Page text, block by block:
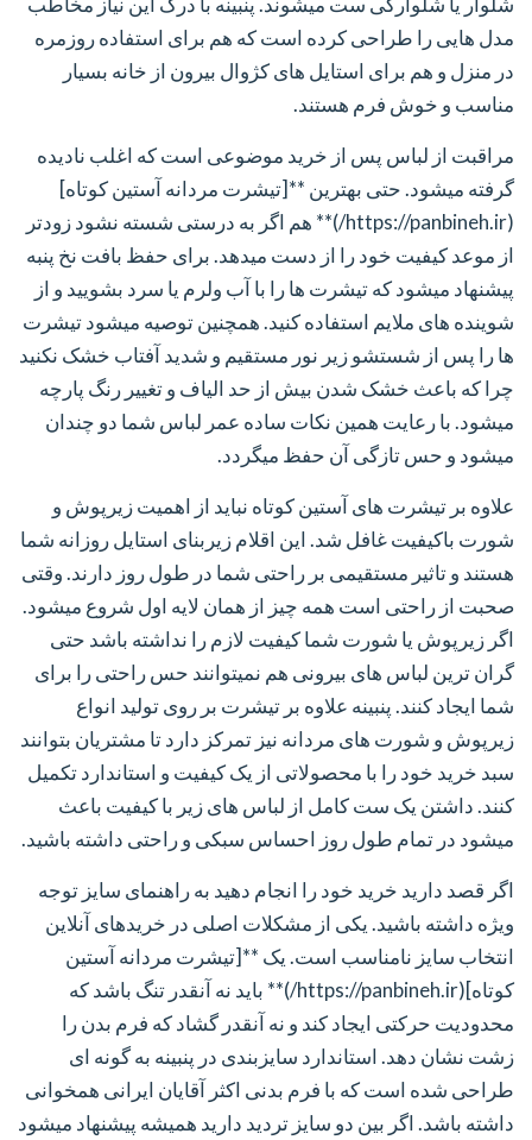
مدل هایی را طراحی کرده است که هم برای استفاده روزمره
در منزل و هم برای استایل های کژوال بیرون از خانه بسیار
مناسب و خوش فرم هستند.
مراقبت از لباس پس از خرید موضوعی است که اغلب نادیده
گرفته میشود. حتی بهترین **[تیشرت مردانه آستین کوتاه]
(https://panbineh.ir/)** هم اگر به درستی شسته نشود زودتر
از موعد کیفیت خود را از دست میدهد. برای حفظ بافت نخ پنبه
پیشنهاد میشود که تیشرت ها را با آب ولرم یا سرد بشویید و از
شوینده های ملایم استفاده کنید. همچنین توصیه میشود تیشرت
ها را پس از شستشو زیر نور مستقیم و شدید آفتاب خشک نکنید
چرا که باعث خشک شدن بیش از حد الیاف و تغییر رنگ پارچه
میشود. با رعایت همین نکات ساده عمر لباس شما دو چندان
میشود و حس تازگی آن حفظ میگردد.
علاوه بر تیشرت های آستین کوتاه نباید از اهمیت زیرپوش و
شورت باکیفیت غافل شد. این اقلام زیربنای استایل روزانه شما
هستند و تاثیر مستقیمی بر راحتی شما در طول روز دارند. وقتی
صحبت از راحتی است همه چیز از همان لایه اول شروع میشود.
اگر زیرپوش یا شورت شما کیفیت لازم را نداشته باشد حتی
گران ترین لباس های بیرونی هم نمیتوانند حس راحتی را برای
شما ایجاد کنند. پنبینه علاوه بر تیشرت بر روی تولید انواع
زیرپوش و شورت های مردانه نیز تمرکز دارد تا مشتریان بتوانند
سبد خرید خود را با محصولاتی از یک کیفیت و استاندارد تکمیل
کنند. داشتن یک ست کامل از لباس های زیر با کیفیت باعث
میشود در تمام طول روز احساس سبکی و راحتی داشته باشید.
اگر قصد دارید خرید خود را انجام دهید به راهنمای سایز توجه
ویژه داشته باشید. یکی از مشکلات اصلی در خریدهای آنلاین
انتخاب سایز نامناسب است. یک **[تیشرت مردانه آستین
کوتاه](https://panbineh.ir/)** باید نه آنقدر تنگ باشد که
محدودیت حرکتی ایجاد کند و نه آنقدر گشاد که فرم بدن را
زشت نشان دهد. استاندارد سایزبندی در پنبینه به گونه ای
طراحی شده است که با فرم بدنی اکثر آقایان ایرانی همخوانی
داشته باشد. اگر بین دو سایز تردید دارید همیشه پیشنهاد میشود